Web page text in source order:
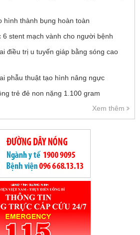
hình thành bụng hoàn toàn
6 stent mạch vành cho người bệnh
điều trị u tuyến giáp bằng sóng cao
phẫu thuật tạo hình nâng ngực
trẻ đẻ non nặng 1.100 gram
Xem thêm